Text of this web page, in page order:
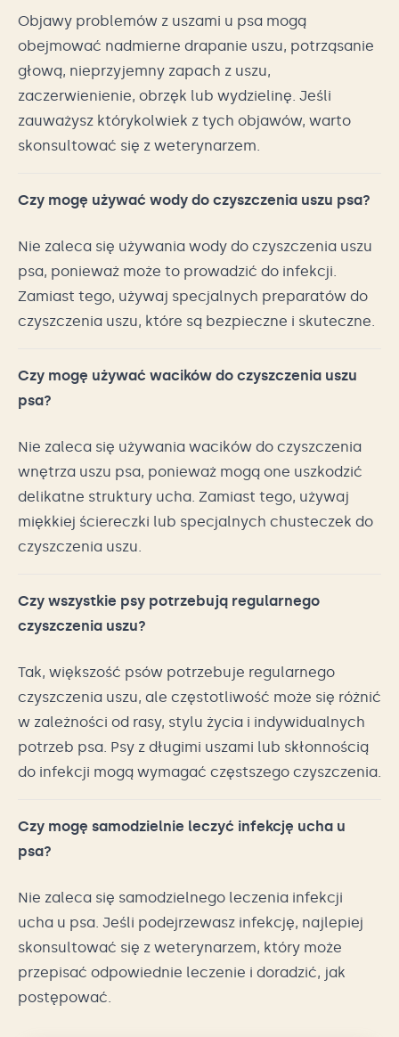
Objawy problemów z uszami u psa mogą
obejmować nadmierne drapanie uszu, potrząsanie
głową, nieprzyjemny zapach z uszu,
zaczerwienienie, obrzęk lub wydzielinę. Jeśli
zauważysz którykolwiek z tych objawów, warto
skonsultować się z weterynarzem.
Czy mogę używać wody do czyszczenia uszu psa?
Nie zaleca się używania wody do czyszczenia uszu
psa, ponieważ może to prowadzić do infekcji.
Zamiast tego, używaj specjalnych preparatów do
czyszczenia uszu, które są bezpieczne i skuteczne.
Czy mogę używać wacików do czyszczenia uszu
psa?
Nie zaleca się używania wacików do czyszczenia
wnętrza uszu psa, ponieważ mogą one uszkodzić
delikatne struktury ucha. Zamiast tego, używaj
miękkiej ściereczki lub specjalnych chusteczek do
czyszczenia uszu.
Czy wszystkie psy potrzebują regularnego
czyszczenia uszu?
Tak, większość psów potrzebuje regularnego
czyszczenia uszu, ale częstotliwość może się różnić
w zależności od rasy, stylu życia i indywidualnych
potrzeb psa. Psy z długimi uszami lub skłonnością
do infekcji mogą wymagać częstszego czyszczenia.
Czy mogę samodzielnie leczyć infekcję ucha u
psa?
Nie zaleca się samodzielnego leczenia infekcji
ucha u psa. Jeśli podejrzewasz infekcję, najlepiej
skonsultować się z weterynarzem, który może
przepisać odpowiednie leczenie i doradzić, jak
postępować.